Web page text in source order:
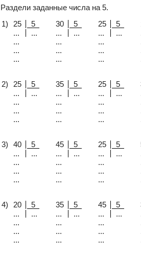
Раздели заданные числа на 5.
1)
25 5 30 5 25 5
...
... ... ... ... ...
...
... ...
...
... ...
...
... ...
2) 25 5 35 5 25 5
...
... ... ... ... ...
...
... ...
...
... ...
...
... ...
3) 40 5 45 5 25 5
...
... ... ... ... ...
...
... ...
...
... ...
...
... ...
4) 20 5 35 5 45 5
...
... ... ... ... ...
...
... ...
...
... ...
...
... ...